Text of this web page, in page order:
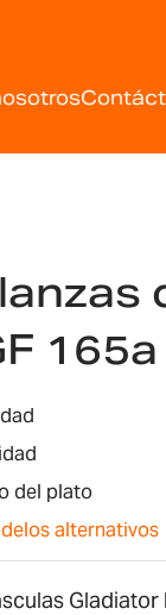
165a
del plato
alternativos